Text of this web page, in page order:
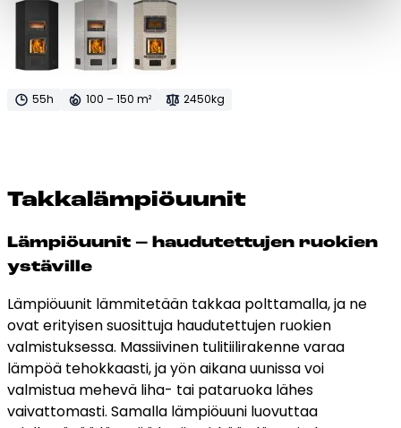
55h 100 – 150 m² 2450kg
Tak­ka­läm­piöuu­nit
Lämpiöuunit – haudutettujen ruokien
ystäville
Lämpiöuunit lämmitetään takkaa polttamalla, ja ne
ovat erityisen suosittuja haudutettujen ruokien
valmistuksessa. Massiivinen tulitiilirakenne varaa
lämpöä tehokkaasti, ja yön aikana uunissa voi
valmistua mehevä liha- tai pataruoka lähes
vaivattomasti. Samalla lämpiöuuni luovuttaa